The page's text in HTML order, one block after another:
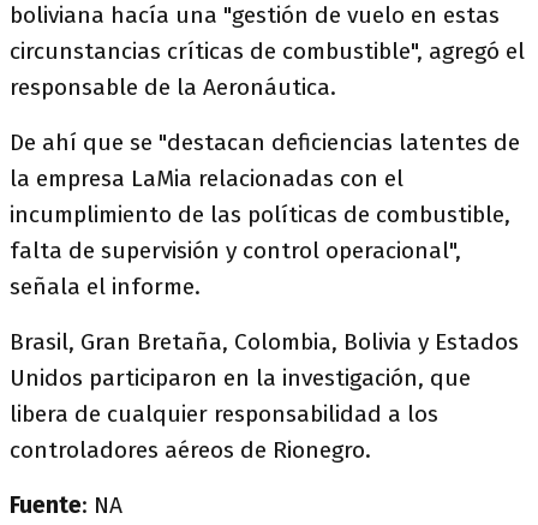
boliviana hacía una "gestión de vuelo en estas
circunstancias críticas de combustible", agregó el
responsable de la Aeronáutica.
De ahí que se "destacan deficiencias latentes de
la empresa LaMia relacionadas con el
incumplimiento de las políticas de combustible,
falta de supervisión y control operacional",
señala el informe.
Brasil, Gran Bretaña, Colombia, Bolivia y Estados
Unidos participaron en la investigación, que
libera de cualquier responsabilidad a los
controladores aéreos de Rionegro.
Fuente: NA